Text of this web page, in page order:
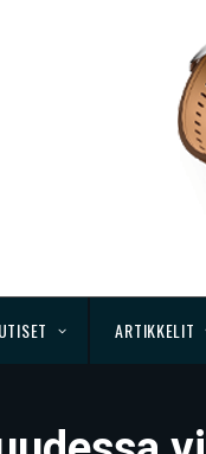
ARTIKKELIT